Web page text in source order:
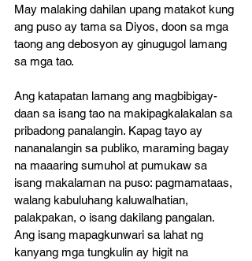
May malaking dahilan upang matakot kung
ang puso ay tama sa Diyos, doon sa mga
taong ang debosyon ay ginugugol lamang
sa mga tao.
Ang katapatan lamang ang magbibigay-
daan sa isang tao na makipagkalakalan sa
pribadong panalangin. Kapag tayo ay
nananalangin sa publiko, maraming bagay
na maaaring sumuhol at pumukaw sa
isang makalaman na puso: pagmamataas,
walang kabuluhang kaluwalhatian,
palakpakan, o isang dakilang pangalan.
Ang isang mapagkunwari sa lahat ng
kanyang mga tungkulin ay higit na